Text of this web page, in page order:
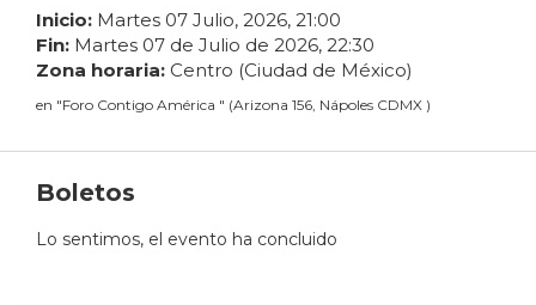
Inicio: Martes 07 Julio, 2026, 21:00
Fin: Martes 07 de Julio de 2026, 22:30
Zona horaria: Centro (Ciudad de México)
en "Foro Contigo América " (Arizona 156, Nápoles CDMX )
Boletos
Lo sentimos, el evento ha concluido